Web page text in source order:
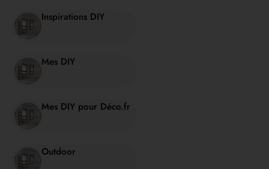
Inspirations DIY
Mes DIY
Mes DIY pour Déco.fr
Outdoor